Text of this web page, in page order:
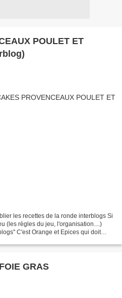
POULET ET
les recettes de la ronde interblogs Si
(les règles du jeu, l'organisation....)
C'est Orange et Epices qui doit
GRAS